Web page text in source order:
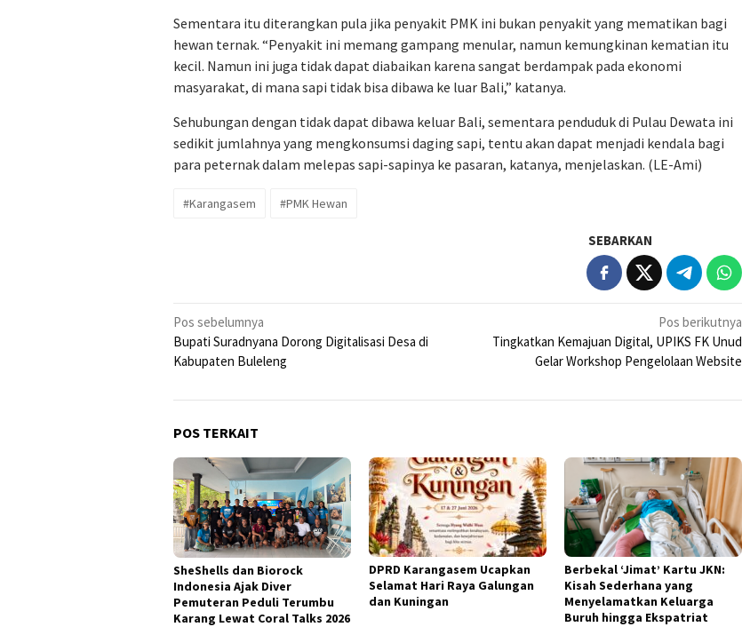
Sementara itu diterangkan pula jika penyakit PMK ini bukan penyakit yang mematikan bagi
hewan ternak. “Penyakit ini memang gampang menular, namun kemungkinan kematian itu
kecil. Namun ini juga tidak dapat diabaikan karena sangat berdampak pada ekonomi
masyarakat, di mana sapi tidak bisa dibawa ke luar Bali,” katanya.
Sehubungan dengan tidak dapat dibawa keluar Bali, sementara penduduk di Pulau Dewata ini
sedikit jumlahnya yang mengkonsumsi daging sapi, tentu akan dapat menjadi kendala bagi
para peternak dalam melepas sapi-sapinya ke pasaran, katanya, menjelaskan. (LE-Ami)
#Karangasem #PMK Hewan
SEBARKAN
Navigasi
pos
Pos sebelumnya
Bupati Suradnyana Dorong Digitalisasi Desa di
Kabupaten Buleleng
Pos berikutnya
Tingkatkan Kemajuan Digital, UPIKS FK Unud
Gelar Workshop Pengelolaan Website
POS TERKAIT
SheShells dan Biorock
Indonesia Ajak Diver
Pemuteran Peduli Terumbu
Karang Lewat Coral Talks 2026
DPRD Karangasem Ucapkan
Selamat Hari Raya Galungan
dan Kuningan
Berbekal ‘Jimat’ Kartu JKN:
Kisah Sederhana yang
Menyelamatkan Keluarga
Buruh hingga Ekspatriat